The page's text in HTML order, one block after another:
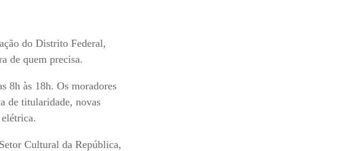
do Distrito Federal,
de quem precisa.
8h às 18h. Os moradores
de titularidade, novas
Cultural da República,